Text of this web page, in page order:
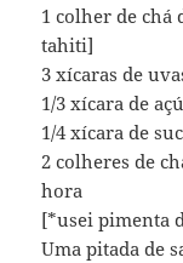
1 colher de chá
tahiti]
3 xícaras de
1/3 xícara de
1/4 xícara de
2 colheres de
hora
[*usei pimenta
Uma pitada de